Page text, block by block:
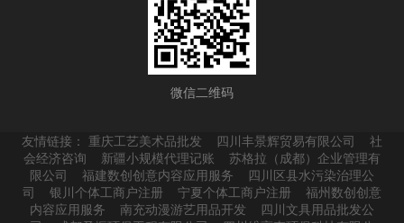
微信二维码
友情链接：重庆工艺美术品批发 四川丰景辉贸易有限公司
社
会经济咨询
新疆小规模代理记账
苏格拉（成都）企业管理有
限公司
福建数创创意内容应用服务
四川区县水污染治理公
司
银川个体工商户注册 宁夏个体工商户注册
福州数创创意
内容应用服务
南充动漫游艺用品开发
四川文具用品批发公